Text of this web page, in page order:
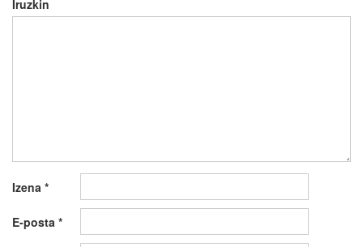
Iruzkin
Izena *
E-posta *